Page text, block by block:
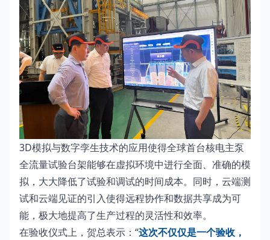
3D模拟与数字孪生技术的应用使得全球首台核电主泵
全流量试验台架能够在虚拟环境中进行全面、准确的模
拟，大大降低了试验和调试的时间成本。同时，云端测
试和云端见证的引入使得远程协作和数据共享成为可
能，极大地提高了生产过程的灵活性和效率。
在验收仪式上，贺总表示：“这次不仅仅是一个验收，